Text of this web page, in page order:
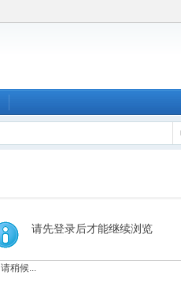
请先登录后才能继续浏览
请稍候...